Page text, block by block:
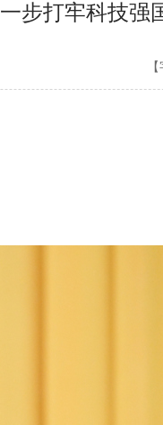
步打牢科技强